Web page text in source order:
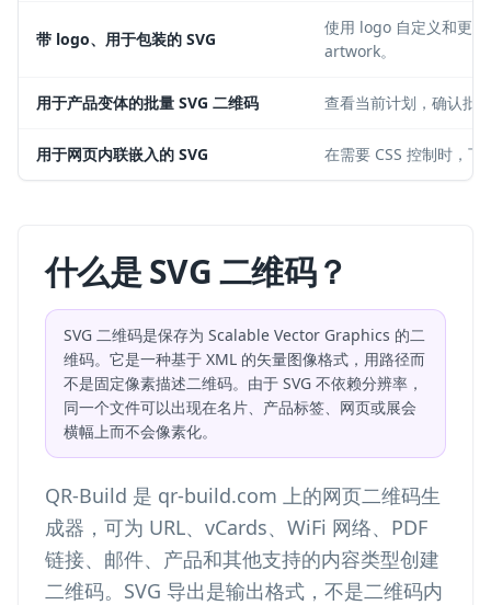
带 logo、用于包装的 SVG
使用 logo 自定义和更
artwork。
用于产品变体的批量 SVG 二维码 查看当前计划，确认批
用于网页内联嵌入的 SVG 在需要 CSS 控制时，
什么是 SVG 二维码？
SVG 二维码是保存为 Scalable Vector Graphics 的二
维码。它是一种基于 XML 的矢量图像格式，用路径而
不是固定像素描述二维码。由于 SVG 不依赖分辨率，
同一个文件可以出现在名片、产品标签、网页或展会
横幅上而不会像素化。
QR-Build 是 qr-build.com 上的网页二维码生
成器，可为 URL、vCards、WiFi 网络、PDF
链接、邮件、产品和其他支持的内容类型创建
二维码。SVG 导出是输出格式，不是二维码内